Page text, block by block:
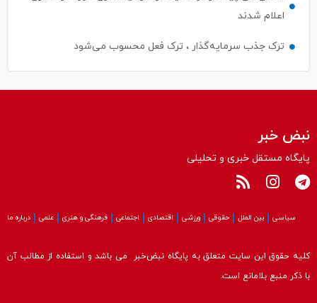
اعلام شدند
ترک جذب سرمایه‌گذار ، ترک فعل محسوب می‌شود
نبض خبر
پایگاه مستقل خبری و تحلیلی
سیاسی بین الملل حقوقی ورزشی اقتصادی اجتماعی فرهنگی و هنری علمی درباره ما
کلیه حقوق این سایت متعلق به پایگاه نبض‌خبر می باشد و استفاده از مطالب آن
با ذکر منبع بلامانع است.